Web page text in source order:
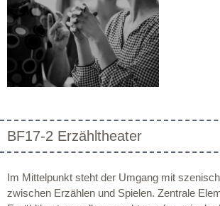
BF17-2 Erzähltheater
Im Mittelpunkt steht der Umgang mit
zwischen Erzählen und Spielen. Zentrale